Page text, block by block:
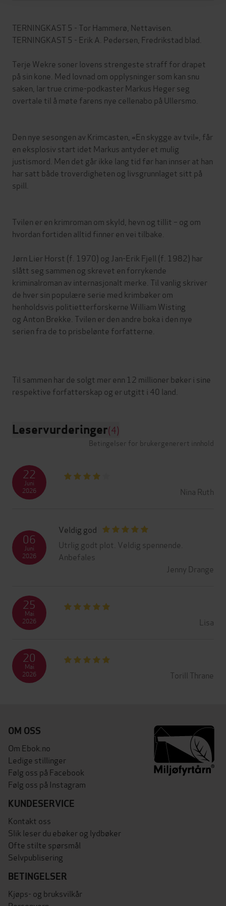
TERNINGKAST 5 - Tor Hammerø, Nettavisen.
TERNINGKAST 5 - Erik A. Pedersen, Fredrikstad blad.
Terje Wekre soner lovens strengeste straff for drapet
på sin kone. Med lovnad om opplysninger som kan snu
saken, lar true crime-podkaster Markus Heger seg
overtale til å møte farens nye cellenabo på Ullersmo.
Den nye sesongen av Krimcasten, «En skygge av tvil», får
en eksplosiv start idet Markus antyder et mulig
justismord. Men det går ikke lang tid før han innser at han
har satt både troverdigheten og livsgrunnlaget sitt på
spill.
Tvilen er en krimroman om skyld, hevn og tillit – og om
hvordan fortiden alltid finner en vei tilbake.
Jørn Lier Horst (f. 1970) og Jan-Erik Fjell (f. 1982) har
slått seg sammen og skrevet en forrykende
kriminalroman av internasjonalt merke. Til vanlig skriver
de hver sin populære serie med krimbøker om
henholdsvis politietterforskerne William Wisting
og Anton Brekke. Tvilen er den andre boka i den nye
serien fra de to prisbelønte forfatterne.
Til sammen har de solgt mer enn 12 millioner bøker i sine
Leservurderinger(4)
Betingelser for brukergenerert innhold
Nina Ruth
22
Juni
2026
Veldig god
Utrlig godt plot. Veldig spennende.
Anbefales
Jenny Drange
06
Juni
2026
Lisa
25
Mai
2026
Torill Thrane
20
Mai
2026
OM OSS
Om Ebok.no
Ledige stillinger
Følg oss på Facebook
Følg oss på Instagram
KUNDESERVICE
Kontakt oss
Slik leser du ebøker og lydbøker
Ofte stilte spørsmål
Selvpublisering
BETINGELSER
Kjøps- og bruksvilkår